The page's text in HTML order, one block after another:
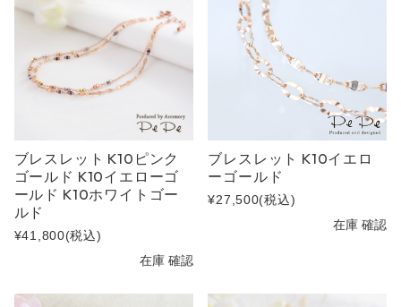
ブレスレット K10ピンク
ゴールド K10イエローゴ
ールド K10ホワイトゴー
ルド
¥41,800(税込)
在庫 確認
ブレスレット K10イエロ
ーゴールド
¥27,500(税込)
在庫 確認